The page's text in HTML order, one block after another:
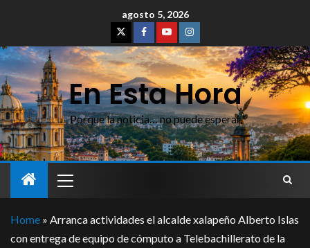
agosto 5, 2026
En Esta Hora
Porque la noticia… no puede esperar
Home » Arranca actividades el alcalde xalapeño Alberto Islas
con entrega de equipo de cómputo a Telebachillerato de la